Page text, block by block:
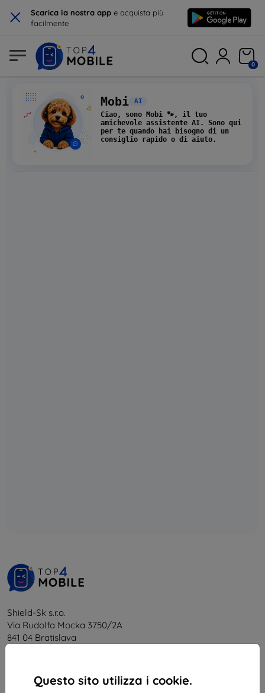
× Scarica la nostra app e acquista più
facilmente
Questo sito utilizza i cookie.
0
Mobi AI
Ciao, sono Mobi 🐾, il tuo
amichevole assistente AI. Sono qui
per te quando hai bisogno di un
consiglio rapido o di aiuto.
Shield-Sk s.r.o.
Via Rudolfa Mocka 3750/2A
841 04 Bratislava